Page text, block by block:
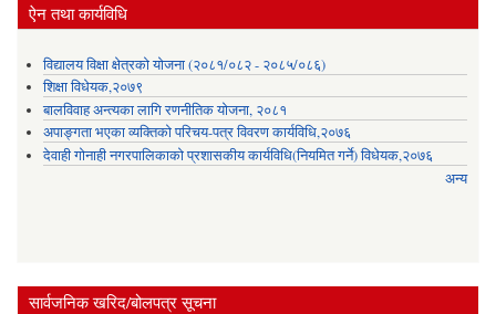
ऐन तथा कार्यविधि
विद्यालय विक्षा क्षेत्रको योजना (२०८१/०८२ - २०८५/०८६)
शिक्षा विधेयक,२०७९
बालविवाह अन्त्यका लागि रणनीतिक योजना, २०८१
अपाङ्गता भएका व्यक्तिको परिचय-पत्र विवरण कार्यविधि,२०७६
देवाही गोनाही नगरपालिकाको प्रशासकीय कार्यविधि(नियमित गर्ने) विधेयक,२०७६
अन्य
सार्वजनिक खरिद/बोलपत्र सूचना